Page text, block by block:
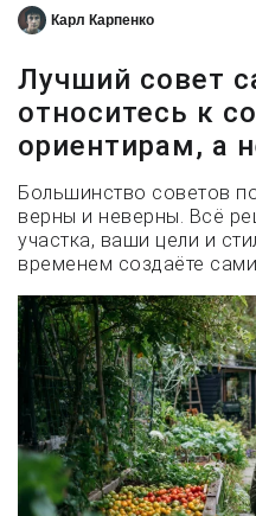
Карл Карпенко
Лучший совет
относитесь к
ориентирам, а
Большинство советов
верны и неверны. Всё
участка, ваши цели и
временем создаёте сами.